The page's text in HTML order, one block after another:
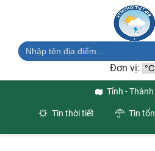
Đơn vị:
Tỉnh -
Tin thời tiết Tin